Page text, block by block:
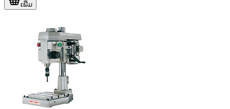
ເພີ່ມ